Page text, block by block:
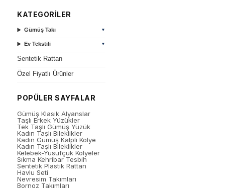
KATEGORİLER
Gümüş Takı ▼
Ev Tekstili ▼
Sentetik Rattan
Özel Fiyatlı Ürünler
POPÜLER SAYFALAR
Gümüş Klasik Alyanslar
Taşlı Erkek Yüzükler
Tek Taşlı Gümüş Yüzük
Kadın Taşlı Bileklikler
Kadın Gümüş Kalpli Kolye
Kadın Taşlı Bileklikler
Kelebek-Yusufçuk Kolyeler
Sıkma Kehribar Tesbih
Sentetik Plastik Rattan
Havlu Seti
Nevresim Takımları
Bornoz Takımları